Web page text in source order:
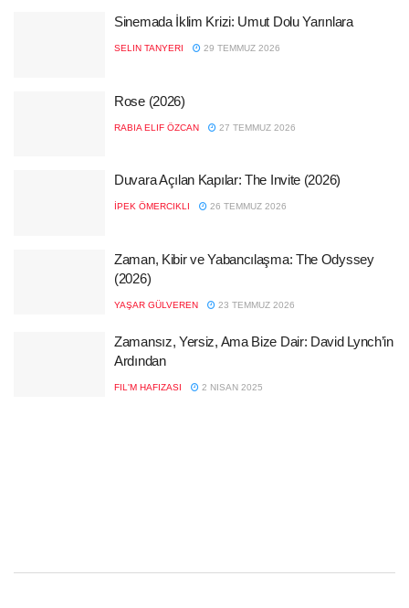
Sinemada İklim Krizi: Umut Dolu Yarınlara
SELIN TANYERI 29 TEMMUZ 2026
Rose (2026)
RABIA ELIF ÖZCAN 27 TEMMUZ 2026
Duvara Açılan Kapılar: The Invite (2026)
İPEK ÖMERCIKLI 26 TEMMUZ 2026
Zaman, Kibir ve Yabancılaşma: The Odyssey
(2026)
YAŞAR GÜLVEREN 23 TEMMUZ 2026
Zamansız, Yersiz, Ama Bize Dair: David Lynch’in
Ardından
FIL'M HAFIZASI 2 NISAN 2025